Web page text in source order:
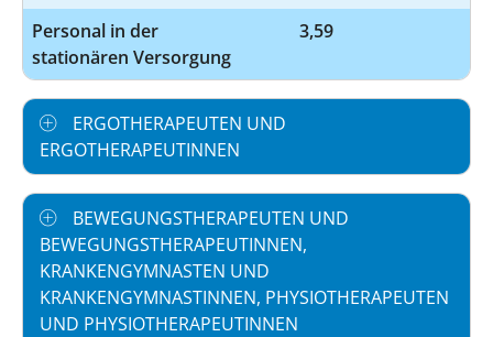
Personal in der
stationären Versorgung
3,59
ERGOTHERAPEUTEN UND
ERGOTHERAPEUTINNEN
BEWEGUNGSTHERAPEUTEN UND
BEWEGUNGSTHERAPEUTINNEN,
KRANKENGYMNASTEN UND
KRANKENGYMNASTINNEN, PHYSIOTHERAPEUTEN
UND PHYSIOTHERAPEUTINNEN